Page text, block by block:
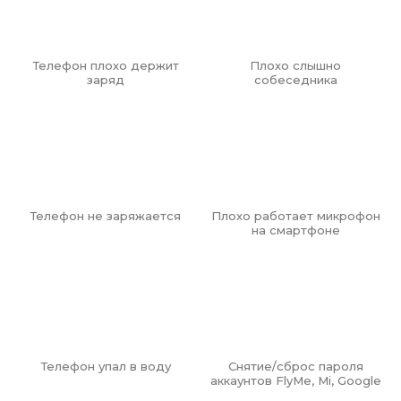
Телефон плохо держит
заряд
Плохо слышно
собеседника
Телефон не заряжается
Плохо работает микрофон
на смартфоне
Телефон упал в воду
Снятие/сброс пароля
аккаунтов FlyMe, Mi, Google